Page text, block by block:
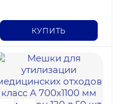
КУПИТЬ